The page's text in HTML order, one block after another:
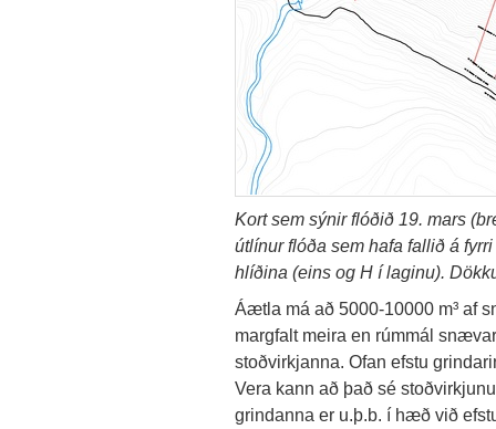
Kort sem sýnir flóðið 19. mars
útlínur flóða sem hafa fallið á
hlíðina (eins og H í laginu).
Áætla má að 5000-10000 m³ af
margfalt meira en rúmmál
stoðvirkjanna. Ofan efstu
Vera kann að það sé
grindanna er u.þ.b. í hæð við